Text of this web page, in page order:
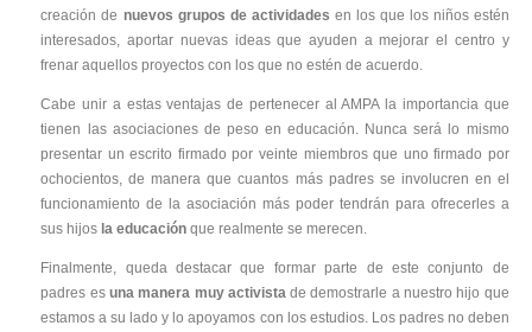
creación de nuevos grupos de actividades en los que los niños estén
interesados, aportar nuevas ideas que ayuden a mejorar el centro y
frenar aquellos proyectos con los que no estén de acuerdo.
Cabe unir a estas ventajas de pertenecer al AMPA la importancia que
tienen las asociaciones de peso en educación. Nunca será lo mismo
presentar un escrito firmado por veinte miembros que uno firmado por
ochocientos, de manera que cuantos más padres se involucren en el
funcionamiento de la asociación más poder tendrán para ofrecerles a
sus hijos la educación que realmente se merecen.
Finalmente, queda destacar que formar parte de este conjunto de
padres esuna manera muy activistade demostrarle a nuestro hijo que
estamos a su lado y lo apoyamos con los estudios. Los padres no deben